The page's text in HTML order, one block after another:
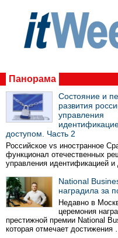
Панорама
Состояние и
развития
управления
доступом. Часть 2
Российское vs иностранное
функционал отечественных
управления идентификацией
National
наградила за
Недавно в
церемония
престижной премии National
которая отмечает достижения